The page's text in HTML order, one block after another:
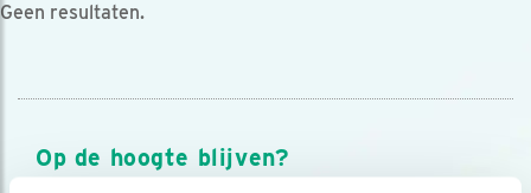
Geen resultaten.
Op de hoogte blijven?